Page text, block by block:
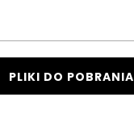
PLIKI DO POBRANIA